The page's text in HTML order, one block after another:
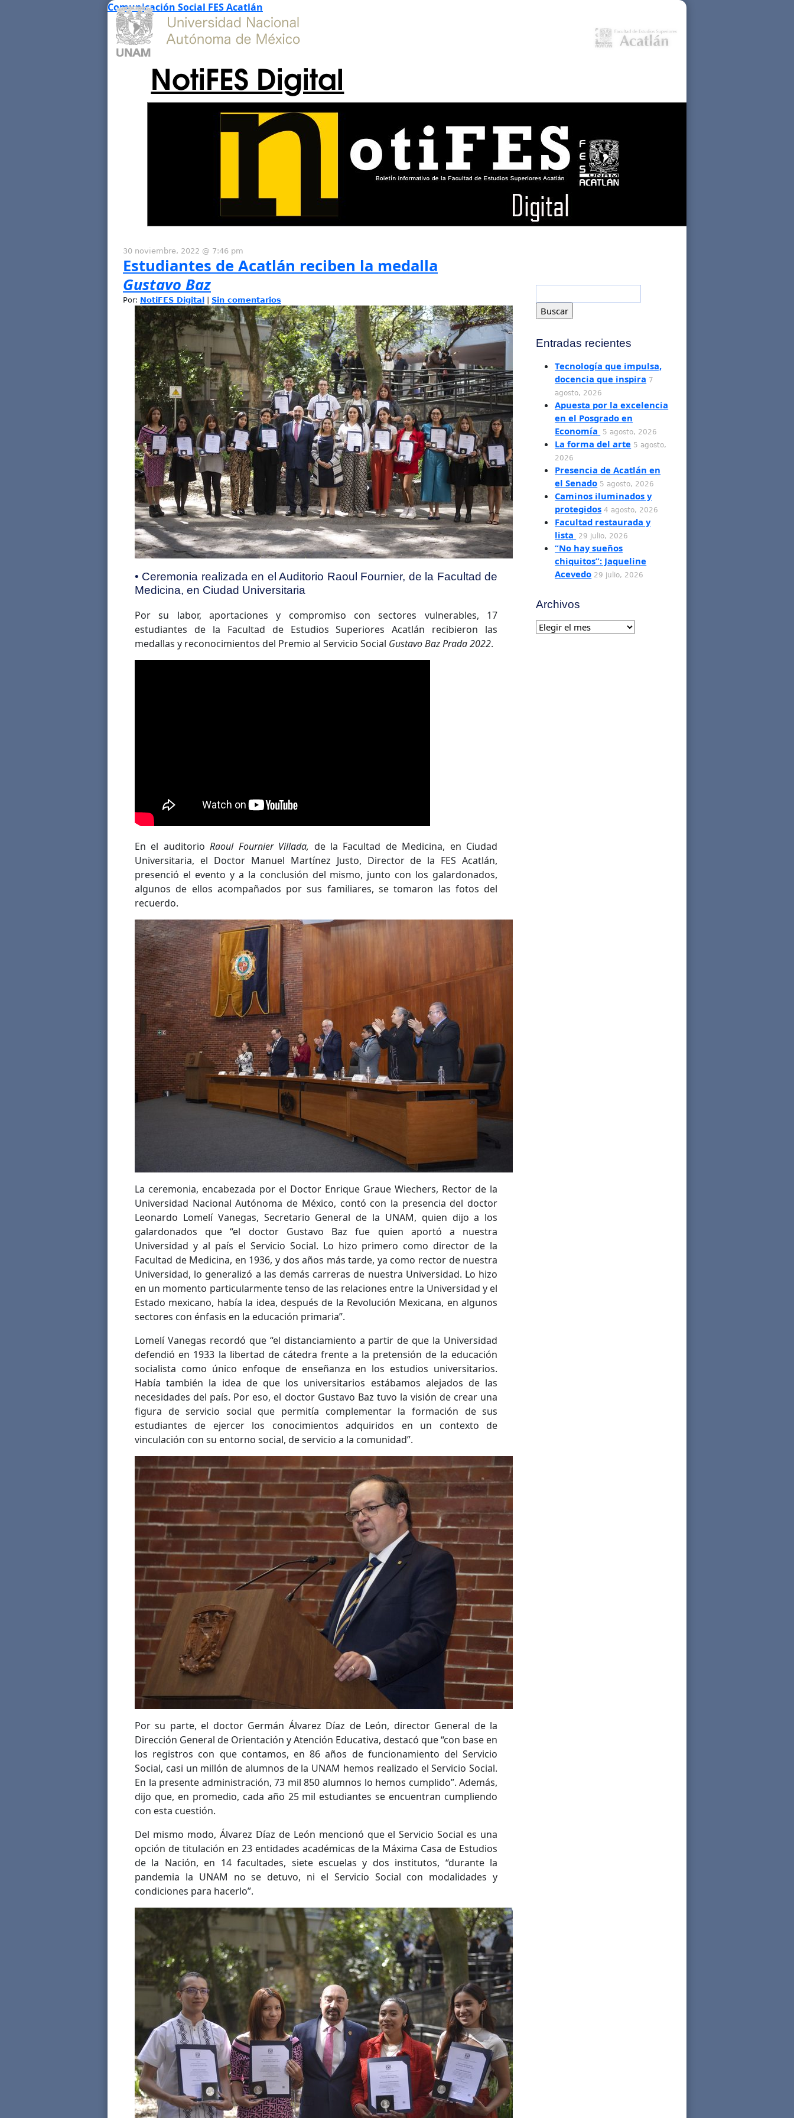
Comunicación Social FES Acatlán
NotiFES Digital
30 noviembre, 2022 @ 7:46 pm
Estudiantes de Acatlán reciben la medalla
Gustavo Baz
Por: NotiFES Digital Sin comentarios
• Ceremonia realizada en el Auditorio Raoul Fournier, de la Facultad de
Medicina, en Ciudad Universitaria
Por su labor, aportaciones y compromiso con sectores vulnerables, 17
estudiantes de la Facultad de Estudios Superiores Acatlán recibieron las
medallas y reconocimientos del Premio al Servicio Social Gustavo Baz Prada 2022.
En el auditorioRaoul Fournier Villada, de la Facultad de Medicina, en Ciudad
Universitaria, el Doctor Manuel Martínez Justo, Director de la FES Acatlán,
presenció el evento y a la conclusión del mismo, junto con los galardonados,
algunos de ellos acompañados por sus familiares, se tomaron las fotos del
recuerdo.
La ceremonia, encabezada por el Doctor Enrique Graue Wiechers, Rector de la
Universidad Nacional Autónoma de México, contó con la presencia del doctor
Leonardo Lomelí Vanegas, Secretario General de la UNAM, quien dijo a los
galardonados que “el doctor Gustavo Baz fue quien aportó a nuestra
Universidad y al país el Servicio Social. Lo hizo primero como director de la
Facultad de Medicina, en 1936, y dos años más tarde, ya como rector de nuestra
Universidad, lo generalizó a las demás carreras de nuestra Universidad. Lo hizo
en un momento particularmente tenso de las relaciones entre la Universidad y el
Estado mexicano, había la idea, después de la Revolución Mexicana, en algunos
sectores con énfasis en la educación primaria”.
Lomelí Vanegas recordó que “el distanciamiento a partir de que la Universidad
defendió en 1933 la libertad de cátedra frente a la pretensión de la educación
socialista como único enfoque de enseñanza en los estudios universitarios.
Había también la idea de que los universitarios estábamos alejados de las
necesidades del país. Por eso, el doctor Gustavo Baz tuvo la visión de crear una
figura de servicio social que permitía complementar la formación de sus
estudiantes de ejercer los conocimientos adquiridos en un contexto de
vinculación con su entorno social, de servicio a la comunidad”.
Por su parte, el doctor Germán Álvarez Díaz de León, director General de la
Dirección General de Orientación y Atención Educativa, destacó que “con base en
los registros con que contamos, en 86 años de funcionamiento del Servicio
Social, casi un millón de alumnos de la UNAM hemos realizado el Servicio Social.
En la presente administración, 73 mil 850 alumnos lo hemos cumplido”. Además,
dijo que, en promedio, cada año 25 mil estudiantes se encuentran cumpliendo
con esta cuestión.
Del mismo modo, Álvarez Díaz de León mencionó que el Servicio Social es una
opción de titulación en 23 entidades académicas de la Máxima Casa de Estudios
de la Nación, en 14 facultades, siete escuelas y dos institutos, “durante la
pandemia la UNAM no se detuvo, ni el Servicio Social con modalidades y
condiciones para hacerlo”.
Entradas recientes
Tecnología que impulsa,
docencia que inspira 7
agosto, 2026
Apuesta por la excelencia
en el Posgrado en
Economía
5 agosto, 2026
La forma del arte 5 agosto,
2026
Presencia de Acatlán en
el Senado 5 agosto, 2026
Caminos iluminados y
protegidos 4 agosto, 2026
Facultad restaurada y
lista
29 julio, 2026
“No hay sueños
chiquitos”: Jaqueline
Acevedo 29 julio, 2026
Archivos
Archivos